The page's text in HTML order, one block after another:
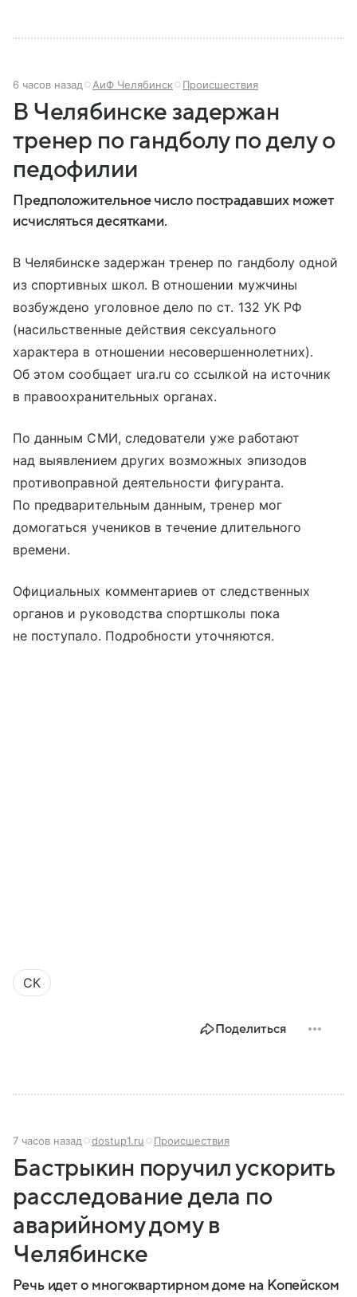
6 часов назад АиФ Челябинск Происшествия
В Челябинске задержан
тренер по гандболу по делу о
педофилии
Предположительное число пострадавших может
исчисляться десятками.
В Челябинске задержан тренер по гандболу одной
из спортивных школ. В отношении мужчины
возбуждено уголовное дело по ст. 132 УК РФ
(насильственные действия сексуального
характера в отношении несовершеннолетних).
Об этом сообщает ura.ru со ссылкой на источник
в правоохранительных органах.
По данным СМИ, следователи уже работают
над выявлением других возможных эпизодов
противоправной деятельности фигуранта.
По предварительным данным, тренер мог
домогаться учеников в течение длительного
времени.
Официальных комментариев от следственных
органов и руководства спортшколы пока
не поступало. Подробности уточняются.
СК
Поделиться
7 часов назад dostup1.ru Происшествия
Бастрыкин поручил ускорить
расследование дела по
аварийному дому в
Челябинске
Речь идет о многоквартирном доме на Копейском